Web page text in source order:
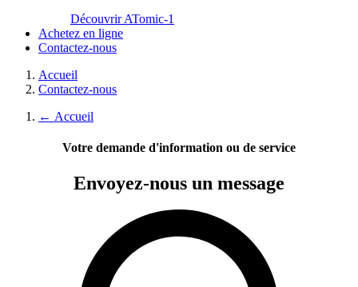
Découvrir ATomic-1
Achetez en ligne
Contactez-nous
Accueil
Contactez-nous
← Accueil
Votre demande d'information ou de service
Envoyez-nous un message